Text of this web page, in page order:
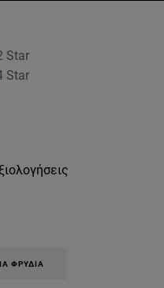
Star
Star
ΦΡΎΔΙΑ